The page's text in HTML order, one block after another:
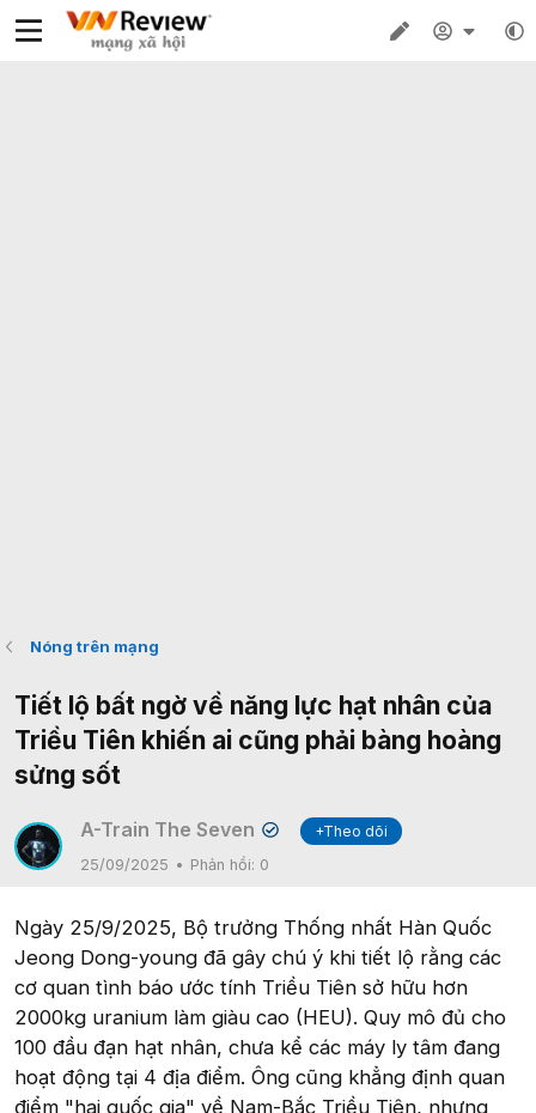
Nóng trên mạng
Tiết lộ bất ngờ về năng lực hạt nhân của
Triều Tiên khiến ai cũng phải bàng hoàng
sửng sốt
A-Train The Seven ✔
+Theo dõi
25/09/2025
Phản hồi: 0
Ngày 25/9/2025, Bộ trưởng Thống nhất Hàn Quốc
Jeong Dong-young đã gây chú ý khi tiết lộ rằng các
cơ quan tình báo ước tính Triều Tiên sở hữu hơn
2000kg uranium làm giàu cao (HEU). Quy mô đủ cho
100 đầu đạn hạt nhân, chưa kể các máy ly tâm đang
hoạt động tại 4 địa điểm. Ông cũng khẳng định quan
điểm "hai quốc gia" về Nam-Bắc Triều Tiên, nhưng